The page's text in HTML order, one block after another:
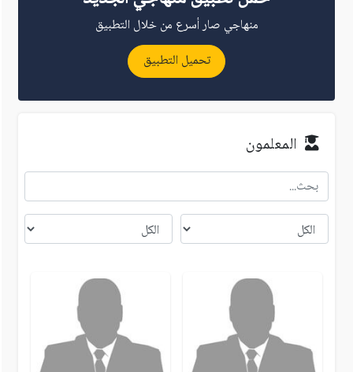
منهاجي صار أسرع من خلال التطبيق
تحميل التطبيق
المعلمون